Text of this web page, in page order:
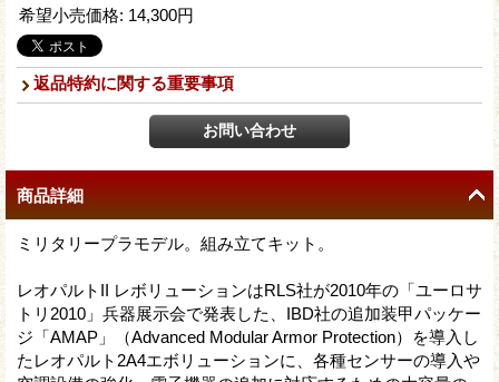
希望小売価格: 14,300円
返品特約に関する重要事項
商品詳細
ミリタリープラモデル。組み立てキット。
レオパルトII レボリューションはRLS社が2010年の「ユーロサ
トリ2010」兵器展示会で発表した、IBD社の追加装甲パッケー
ジ「AMAP」（Advanced Modular Armor Protection）を導入し
たレオパルト2A4エボリューションに、各種センサーの導入や